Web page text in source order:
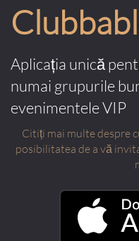
Aplicația unică
numai grupurile
evenimentele VIP
Citiți mai multe despre
posibilitatea de a vă